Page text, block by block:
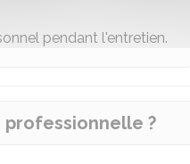
pendant l'entretien.
?